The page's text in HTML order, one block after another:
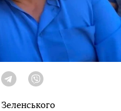
TelegramViber